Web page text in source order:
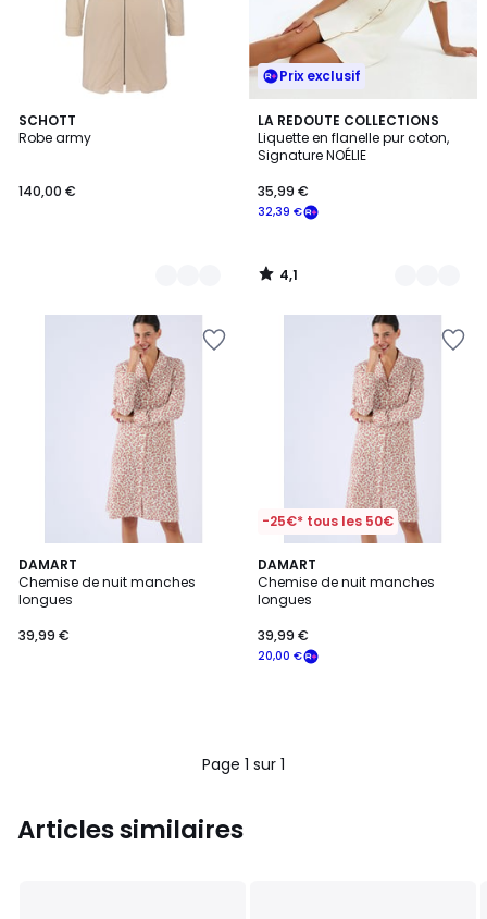
SCHOTT
Robe army
140,00 €
3
Couleurs
Prix exclusif
LA REDOUTE COLLECTIONS
Liquette en flanelle pur coton,
Signature NOÉLIE
32,39 €
35,99 €
4,1
/ 5
2
Couleurs
4,1
/
DAMART
Chemise de nuit manches
longues
39,99 €
-25€* tous les 50€
DAMART
Chemise de nuit manches
longues
20,00 €
39,99 €
Page 1 sur 1
Articles similaires